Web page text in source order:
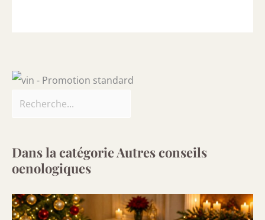
Dans la catégorie Autres conseils
oenologiques